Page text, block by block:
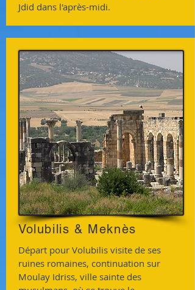
Jdid dans l'après-midi.
Volubilis & Meknès
Départ pour Volubilis visite de ses
ruines romaines, continuation sur
Moulay Idriss, ville sainte des